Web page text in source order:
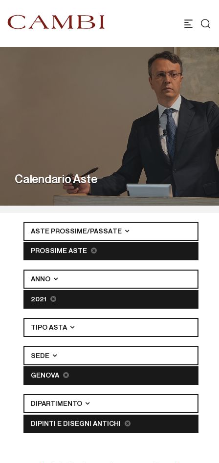
Calendario Aste
ASTE PROSSIME/PASSATE
PROSSIME ASTE
ANNO
2021
TIPO ASTA
SEDE
GENOVA
DIPARTIMENTO
DIPINTI E DISEGNI ANTICHI